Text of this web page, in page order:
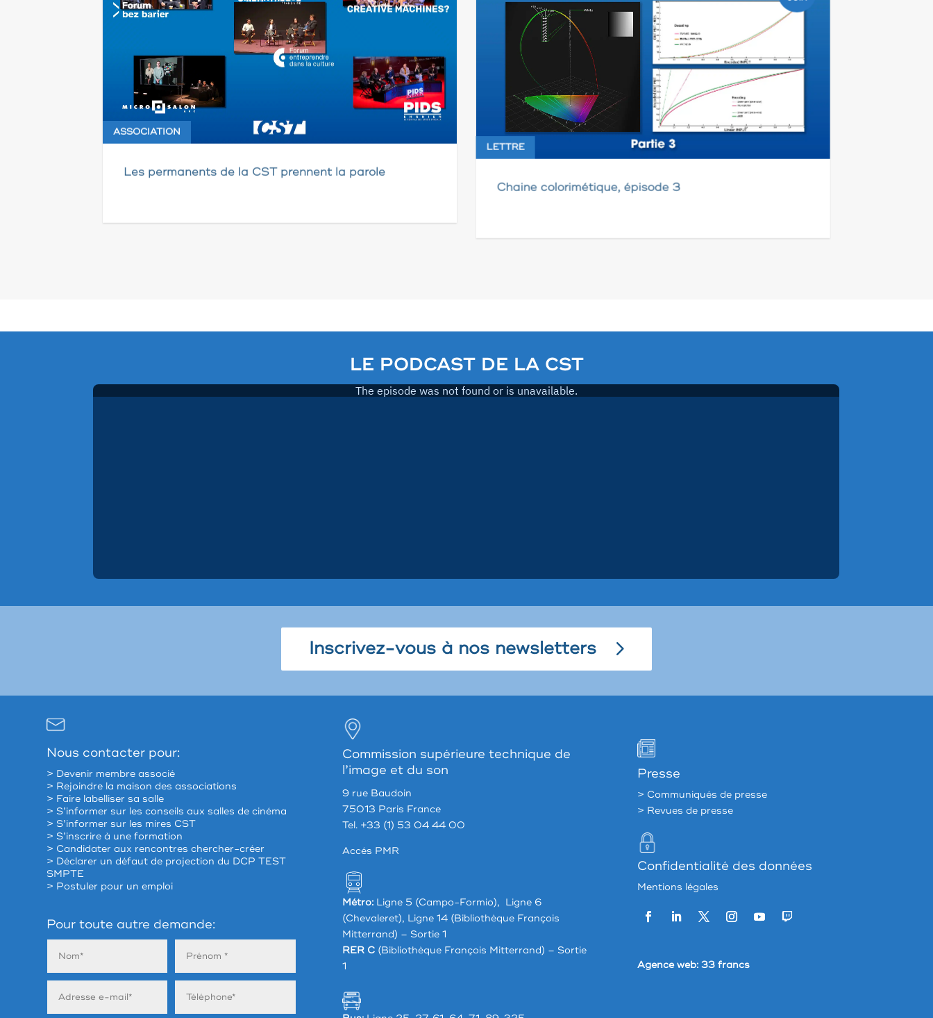
ASSOCIATION
Les permanents de la CST prennent la parole
LETTRE
Chaine colorimétique, épisode 3
LE PODCAST DE LA CST
Inscrivez-vous à nos newsletters
Nous contacter pour:
> Devenir membre associé
> Rejoindre la maison des associations
> Faire labelliser sa salle
> S’informer sur les conseils aux salles de cinéma
> S’informer sur les mires CST
> S’inscrire à une formation
> Candidater aux rencontres chercher-créer
> Déclarer un défaut de projection du DCP TEST
SMPTE
> Postuler pour un emploi
Pour toute autre demande:
Commission supérieure technique de
l’image et du son
9 rue Baudoin
75013 Paris France
Tel. +33 (1) 53 04 44 00
Accés PMR
Métro:Ligne 5 (Campo-Formio), Ligne 6
(Chevaleret), Ligne 14 (Bibliothèque François
Mitterrand) – Sortie 1
RER C(Bibliothèque François Mitterrand) – Sortie
1
Presse
> Communiqués de presse
> Revues de presse
Confidentialité des données
Mentions légales
Agence web: 33 francs